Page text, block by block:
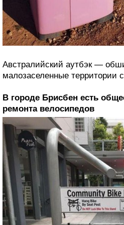
Австралийский аутбэк —
малозаселенные территории
В городе Брисбен есть
ремонта велосипедов